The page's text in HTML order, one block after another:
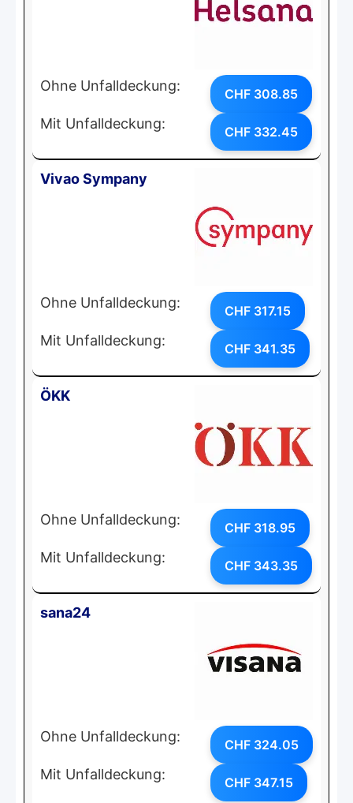
Ohne Unfalldeckung: CHF 308.85
Mit Unfalldeckung: CHF 332.45
Vivao Sympany
Ohne Unfalldeckung: CHF 317.15
Mit Unfalldeckung: CHF 341.35
ÖKK
Ohne Unfalldeckung: CHF 318.95
Mit Unfalldeckung: CHF 343.35
sana24
Ohne Unfalldeckung: CHF 324.05
Mit Unfalldeckung: CHF 347.15